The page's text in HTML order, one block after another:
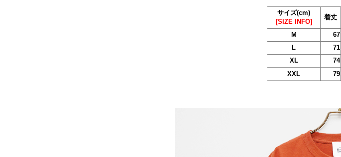
サイズ(cm)
[SIZE INFO]
着丈
M 67
L
71
XL
74
XXL
79